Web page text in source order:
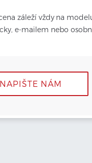
záleží vždy na
e-mailem nebo
NAPIŠTE NÁM